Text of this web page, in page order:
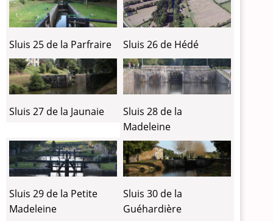
Sluis 25 de la Parfraire Sluis 26 de Hédé
Sluis 27 de la Jaunaie
Sluis 28 de la
Madeleine
Sluis 29 de la Petite
Madeleine
Sluis 30 de la
Guéhardière